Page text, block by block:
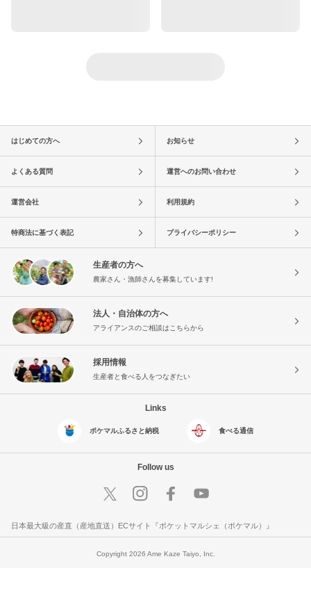
はじめての方へ お知らせ
よくある質問 運営へのお問い合わせ
運営会社 利用規約
特商法に基づく表記 プライバシーポリシー
生産者の方へ
農家さん・漁師さんを募集しています!
法人・自治体の方へ
アライアンスのご相談はこちらから
採用情報
生産者と食べる人をつなぎたい
Links
ポケマルふるさと納税 食べる通信
Follow us
日本最大級の産直（産地直送）ECサイト『ポケットマルシェ（ポケマル）』
Copyright 2026 Ame Kaze Taiyo, Inc.